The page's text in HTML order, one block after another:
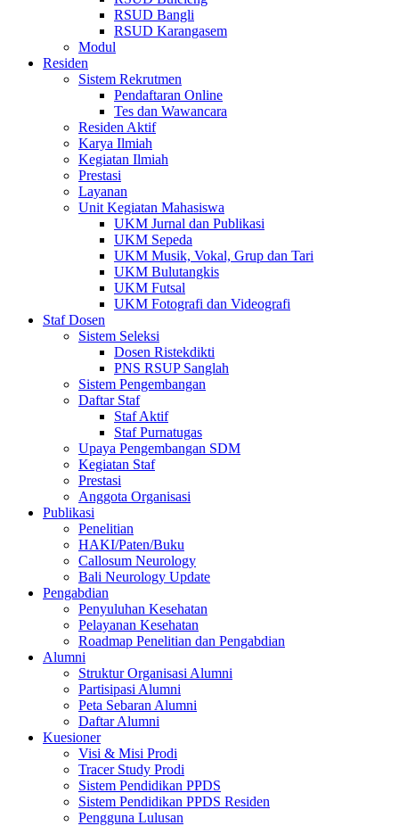
RSUD Bangli
RSUD Karangasem
Modul
Residen
Sistem Rekrutmen
Pendaftaran Online
Tes dan Wawancara
Residen Aktif
Karya Ilmiah
Kegiatan Ilmiah
Prestasi
Layanan
Unit Kegiatan Mahasiswa
UKM Jurnal dan Publikasi
UKM Sepeda
UKM Musik, Vokal, Grup dan Tari
UKM Bulutangkis
UKM Futsal
UKM Fotografi dan Videografi
Staf Dosen
Sistem Seleksi
Dosen Ristekdikti
PNS RSUP Sanglah
Sistem Pengembangan
Daftar Staf
Staf Aktif
Staf Purnatugas
Upaya Pengembangan SDM
Kegiatan Staf
Prestasi
Anggota Organisasi
Publikasi
Penelitian
HAKI/Paten/Buku
Callosum Neurology
Bali Neurology Update
Pengabdian
Penyuluhan Kesehatan
Pelayanan Kesehatan
Roadmap Penelitian dan Pengabdian
Alumni
Struktur Organisasi Alumni
Partisipasi Alumni
Peta Sebaran Alumni
Daftar Alumni
Kuesioner
Visi & Misi Prodi
Tracer Study Prodi
Sistem Pendidikan PPDS
Sistem Pendidikan PPDS Residen
Pengguna Lulusan